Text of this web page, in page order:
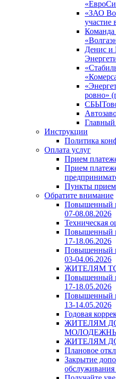
«ЗАО
участие
Денис и
ровно»
Главный
Инструкции
Политика
Оплата услуг
Прием
Прием
Пункты
Обратите внимание
Повышенный
07-08.08.2026
Техническая
Повышенный
17-18.06.2026
Повышенный
03-04.06.2026
ЖИТЕЛЯМ
Повышенный
17-18.05.2026
Повышенный
13-14.05.2026
Годовая
ЖИТЕЛЯМ
ЖИТЕЛЯМ
Плановое
Закрытие
обслуживания